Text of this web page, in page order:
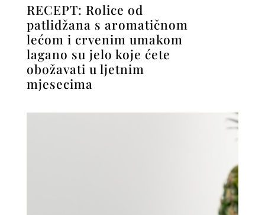
RECEPT: Rolice od
patlidžana s aromatičnom
lećom i crvenim umakom
lagano su jelo koje ćete
obožavati u ljetnim
mjesecima